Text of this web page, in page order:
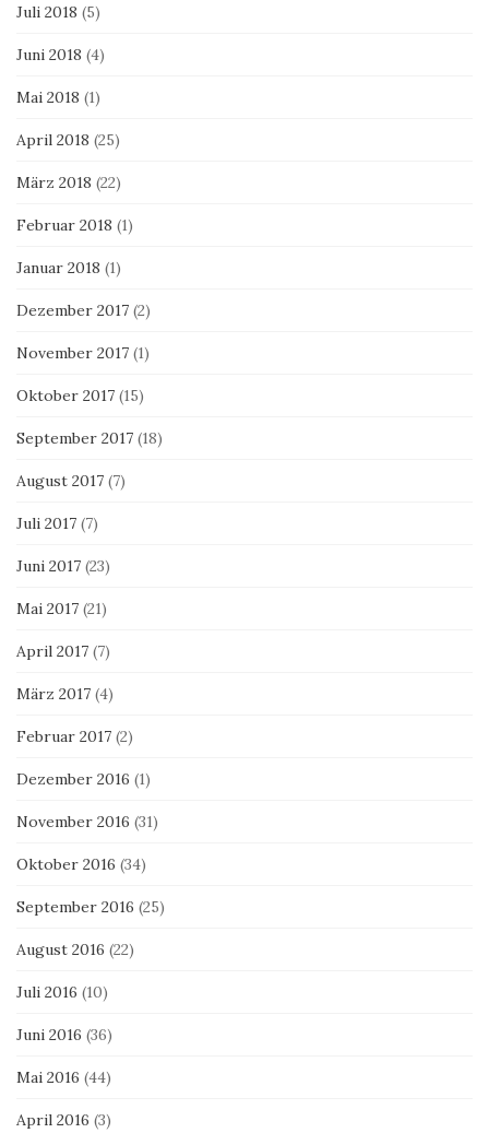
Juli 2018 (5)
Juni 2018 (4)
Mai 2018 (1)
April 2018 (25)
März 2018 (22)
Februar 2018 (1)
Januar 2018 (1)
Dezember 2017 (2)
November 2017 (1)
Oktober 2017 (15)
September 2017 (18)
August 2017 (7)
Juli 2017 (7)
Juni 2017 (23)
Mai 2017 (21)
April 2017 (7)
März 2017 (4)
Februar 2017 (2)
Dezember 2016 (1)
November 2016 (31)
Oktober 2016 (34)
September 2016 (25)
August 2016 (22)
Juli 2016 (10)
Juni 2016 (36)
Mai 2016 (44)
April 2016 (3)